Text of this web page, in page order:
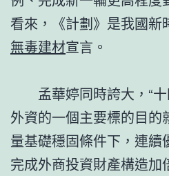
看來，《計劃》是我國新
無毒建材宣言。
孟華婷同時誇大，“十
外資的一個主要標的目的
量基礎穩固條件下，連續
完成外商投資財產構造加